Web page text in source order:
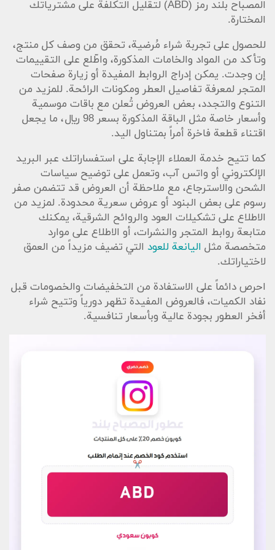
المصباح بلند رمز (ABD) لتقليل التكلفة على مشترياتك
المختارة.
للحصول على تجربة شراء مُرضية، تحقق من وصف كل منتج،
وتأكد من المواد والخامات المذكورة، واطّلع على التقييمات
إن وجدت. يمكن إدراج الروابط المفيدة أو زيارة صفحات
المتجر لمعرفة تفاصيل العطر ومكونات الرائحة. للمزيد من
التنوع والتجدد، بعض العروض تُعلن مع باقات موسمية
وأسعار خاصة مثل الباقة المذكورة بسعر 98 ريال، ما يجعل
اقتناء قطعة فاخرة أمراً بمتناول اليد.
كما تتيح خدمة العملاء الإجابة على استفساراتك عبر البريد
الإلكتروني أو واتس آب، وتعمل على توضيح سياسات
الشحن والاسترجاع، مع ملاحظة أن العروض قد تتضمن صفر
رسوم على بعض البنود أو عروض سعرية محدودة. لمزيد من
الاطلاع على تشكيلات العود والروائح الشرقية، يمكنك
متابعة روابط المتجر والنشرات، أو الاطلاع على موارد
متخصصة مثل اليانعة للعود التي تضيف مزيداً من العمق
لاختياراتك.
احرص دائماً على الاستفادة من التخفيضات والخصومات قبل
نفاد الكميات، فالعروض المفيدة تظهر دورياً وتتيح شراء
أفخر العطور بجودة عالية وبأسعار تنافسية.